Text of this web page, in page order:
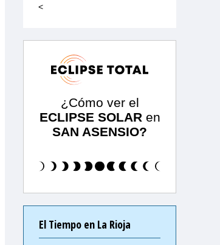
<
¿Cómo ver el
ECLIPSE SOLAR en
SAN ASENSIO?
El Tiempo en La Rioja